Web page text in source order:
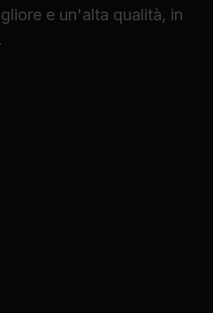
e un'alta qualità, in